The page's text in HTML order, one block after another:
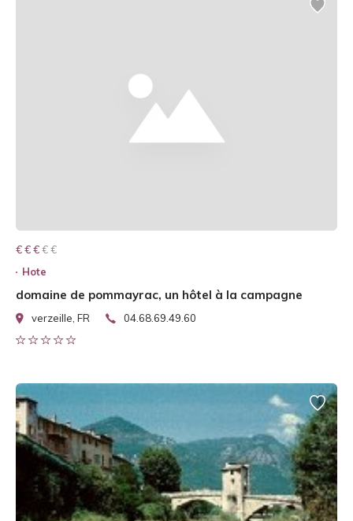
€ € € € €
€ € €
Hote
domaine de pommayrac, un hôtel à la campagne
verzeille, FR 04.68.69.49.60